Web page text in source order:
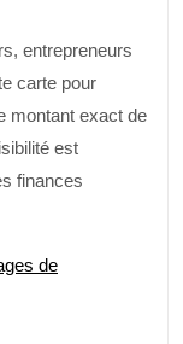
entrepreneurs
carte pour
montant exact de
est
finances
de